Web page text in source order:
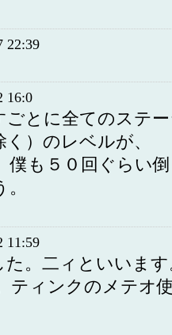
22:39
16:0
ごとに全てのステ
く）のレベルが、
僕も５０回ぐらい
11:59
た。二ィといいま
ティンクのメテオ